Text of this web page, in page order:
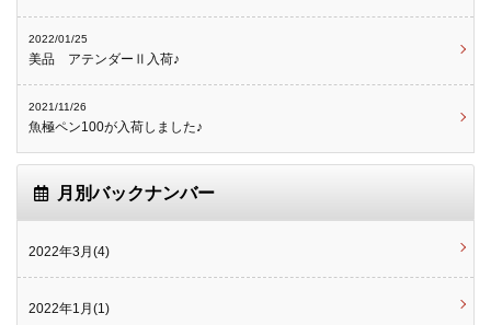
2022/01/25
美品 アテンダーⅡ入荷♪
2021/11/26
魚極ペン100が入荷しました♪
月別バックナンバー
2022年3月(4)
2022年1月(1)